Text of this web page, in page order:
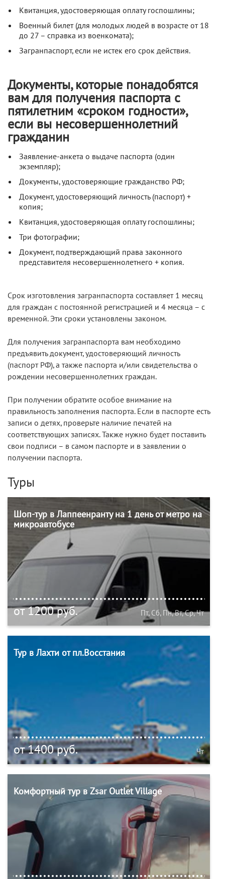
Квитанция, удостоверяющая оплату госпошлины;
Военный билет (для молодых людей в возрасте от 18
до 27 – справка из военкомата);
Загранпаспорт, если не истек его срок действия.
Документы, которые понадобятся
вам для получения паспорта с
пятилетним «сроком годности»,
если вы несовершеннолетний
гражданин
Заявление-анкета о выдаче паспорта (один
экземпляр);
Документы, удостоверяющие гражданство РФ;
Документ, удостоверяющий личность (паспорт) +
копия;
Квитанция, удостоверяющая оплату госпошлины;
Три фотографии;
Документ, подтверждающий права законного
представителя несовершеннолетнего + копия.
Срок изготовления загранпаспорта составляет 1 месяц
для граждан с постоянной регистрацией и 4 месяца – с
временной. Эти сроки установлены законом.
Для получения загранпаспорта вам необходимо
предъявить документ, удостоверяющий личность
(паспорт РФ), а также паспорта и/или свидетельства о
рождении несовершеннолетних граждан.
При получении обратите особое внимание на
правильность заполнения паспорта. Если в паспорте есть
записи о детях, проверьте наличие печатей на
соответствующих записях. Также нужно будет поставить
свои подписи – в самом паспорте и в заявлении о
получении паспорта.
Туры
Шоп-тур в Лаппеенранту на 1 день от метро на
микроавтобусе
от 1200 руб. Пт, Сб, Пн, Вт, Ср, Чт
Тур в Лахти от пл.Восстания
от 1400 руб. Чт
Комфортный тур в Zsar Outlet Village